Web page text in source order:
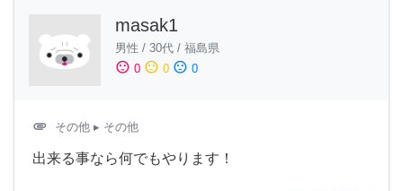
masak1
男性 / 30代 / 福島県
sentiment_satisfied 0 sentiment_neutral 0 sentiment_dissatisfied 0
attachment その他 ▸ その他
出来る事なら何でもやります！